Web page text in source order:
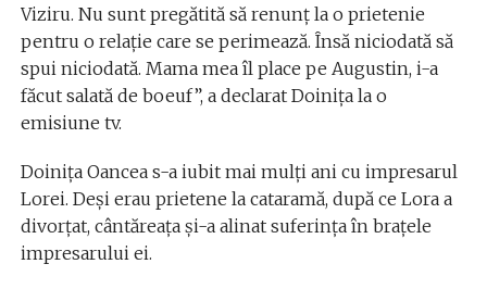
Viziru. Nu sunt pregătită să renunţ la o prietenie
pentru o relaţie care se perimează. Însă niciodată să
spui niciodată. Mama mea îl place pe Augustin, i-a
făcut salată de boeuf”, a declarat Doiniţa la o
emisiune tv.
Doinița Oancea s-a iubit mai mulți ani cu impresarul
Lorei. Deși erau prietene la cataramă, după ce Lora a
divorțat, cântăreața și-a alinat suferința în brațele
impresarului ei.